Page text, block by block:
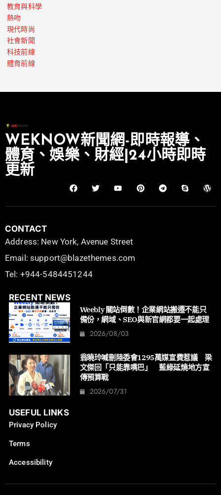
教育與科學
熱吻
現代時尚
社會新聞
科技前線
體育前線
WEKNOW新聞網-即時報導、
體育、娛樂、財經|24小時即時
更新
CONTACT
Address: New York, Avenue Street
Email: support@blazethemes.com
Tel: +944-5484451244
RECENT NEWS
Weebly 關站倒數！企業網站搬遷不能只
備份，網域、SEO與新官網都要一起處理
2026/08/03
翁曉玲喊刪陸委會1295萬媒宣費惹議 梁
文傑回「只能靠嘴巴」 藍綠延燒地方宣
傳預算戰
2026/07/31
USEFUL LINKS
Privacy Policy
Terms
Accessibility